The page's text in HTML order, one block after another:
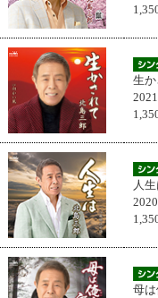
生
人
母